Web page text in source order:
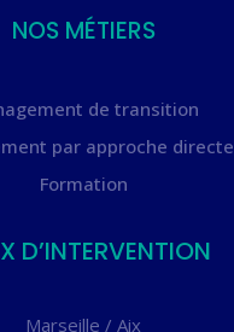
NOS MÉTIERS
de transition
par approche directe
Formation
D’INTERVENTION
Marseille / Aix